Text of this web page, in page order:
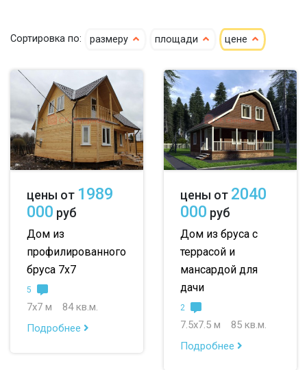
клееный сухой
клееный кедр
сухой кедр
профилированный
100х150
150х150
150х200
4х6 5х6 5х7
6х6 6х7 6х8
6х9 6х10 7х7
7х8 7х9 7х10
8х8 8х9 8х10
9х9 9х10
10х12 до 50 м
до 100 м
до 150 м
до 200 м
Сортировка по: размеру площади цене
цены от 1989
000 руб
Дом из
профилированного
бруса 7х7
5
7х7 м
84 кв.м.
Подробнее
цены от 2040
000 руб
Дом из бруса с
террасой и
мансардой для
дачи
2
7.5х7.5 м
85 кв.м.
Подробнее